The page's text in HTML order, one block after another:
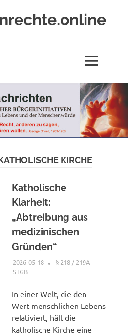
MENÜ
KIRCHE
Katholische
Klarheit:
„Abtreibung aus
medizinischen
Gründen“
2026-05-18 XX
§ 218 / 219A
STGB
In einer Welt, die den
Wert menschlichen Lebens
relativiert, hält die
katholische Kirche eine